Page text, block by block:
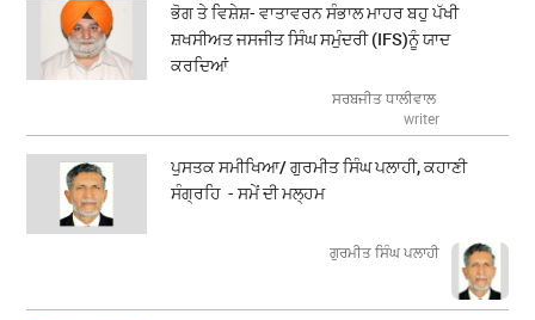
ਭੋਗ ਤੇ ਵਿਸ਼ੇਸ਼- ਵਾਤਾਵਰਨ ਸੰਭਾਲ ਮਾਹਰ ਬਹੁ ਪੱਖੀ
ਸ਼ਖਸੀਅਤ ਜਸਜੀਤ ਸਿੰਘ ਸਮੁੰਦਰੀ (IFS)ਨੂੰ ਯਾਦ
ਕਰਦਿਆਂ
ਸਰਬਜੀਤ ਧਾਲੀਵਾਲ
writer
ਪੁਸਤਕ ਸਮੀਖਿਆ/ ਗੁਰਮੀਤ ਸਿੰਘ ਪਲਾਹੀ, ਕਹਾਣੀ
ਸੰਗ੍ਰਹਿ - ਸਮੇਂ ਦੀ ਮਲ੍ਹਮ
ਗੁਰਮੀਤ ਸਿੰਘ ਪਲਾਹੀ